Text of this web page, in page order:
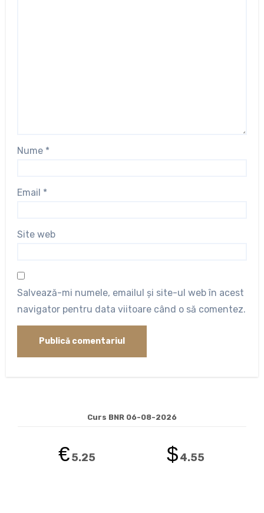
Nume *
Email *
Site web
Salvează-mi numele, emailul și site-ul web în acest
navigator pentru data viitoare când o să comentez.
Curs BNR 06-08-2026
€5.25 $4.55